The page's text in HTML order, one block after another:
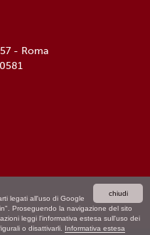
chiudi
legati all'uso di Google
Proseguendo la navigazione del sito
leggi l'informativa estesa sull'uso dei
o disattivarli. Informativa estesa
- Roma